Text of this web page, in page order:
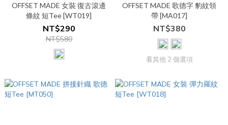
OFFSET MADE 女裝 復古滾邊
條紋 短Tee [WT019]
NT$290
NT$580
OFFSET MADE 歌德字 豹紋領
帶 [MA017]
NT$380
看其他 2 個選項